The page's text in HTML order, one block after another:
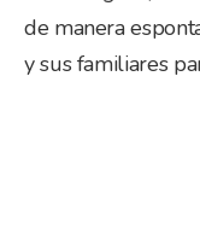
de manera
y sus familiares